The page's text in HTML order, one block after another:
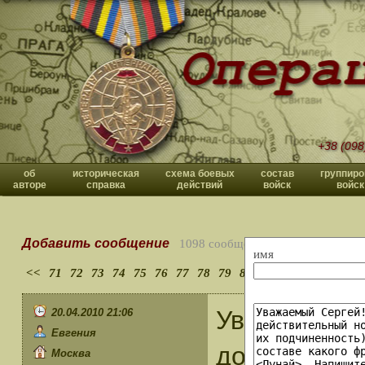
+38
об
авторе
историческая
справка
схема боевых
действий
состав
войск
войск
имя
Добавить сообщение 1098 сообщений
<< 71 72 73 74 75 76 77 78 79 80
20.04.2010 21:06
Евгения
Москва
Уважаемый
допущена